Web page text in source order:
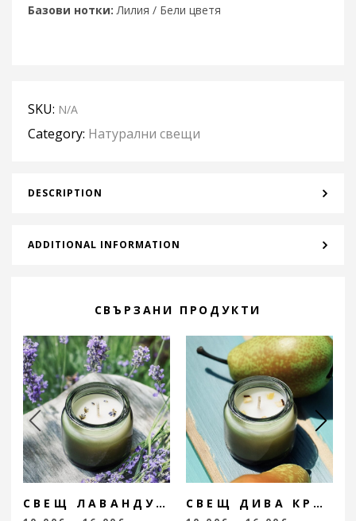
Базови нотки: Лилия / Бели цветя
SKU: N/A
Category: Натурални свещи
DESCRIPTION
ADDITIONAL INFORMATION
СВЪРЗАНИ ПРОДУКТИ
СВЕЩ ЛАВАНДУЛОВИ ПОЛЕТА СВЕЩ ДИВА КРУША